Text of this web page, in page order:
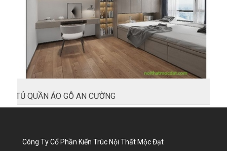
TỦ QUẦN ÁO GỖ AN CƯỜNG
Công Ty Cổ Phần Kiến Trúc Nội Thất Mộc Đạt